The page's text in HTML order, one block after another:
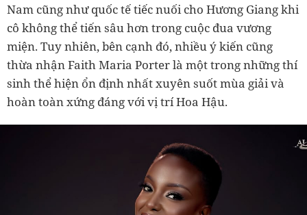
Nam cũng như quốc tế tiếc nuối cho Hương Giang khi
cô không thể tiến sâu hơn trong cuộc đua vương
miện. Tuy nhiên, bên cạnh đó, nhiều ý kiến cũng
thừa nhận Faith Maria Porter là một trong những thí
sinh thể hiện ổn định nhất xuyên suốt mùa giải và
hoàn toàn xứng đáng với vị trí Hoa Hậu.